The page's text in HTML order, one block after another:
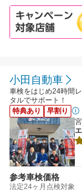
小田自動車
車検をはじめ24時間
タルでサポート！
特典あり
早割り
参考車検価格
法定24ヶ月点検対象